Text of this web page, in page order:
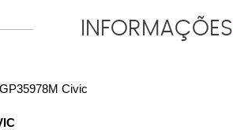
INFORMAÇÕES
Civic